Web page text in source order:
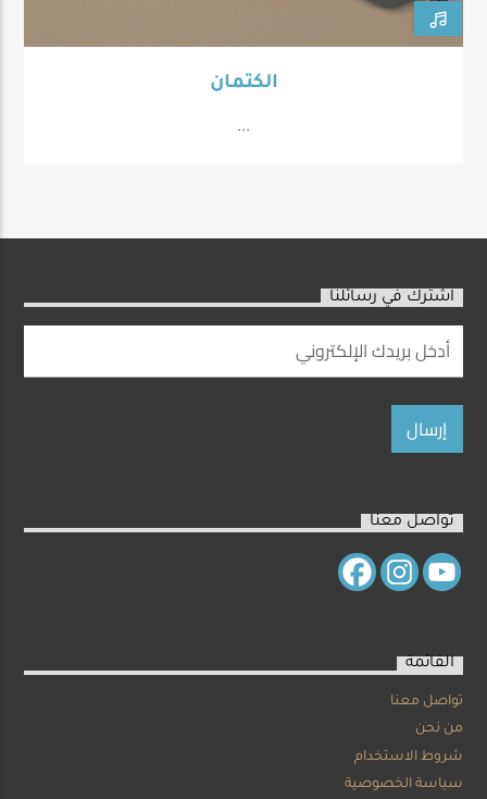
الكتمان
...
اشترك في رسائلنا
تواصل معنا
القائمة
تواصل معنا
من نحن
شروط الاستخدام
سياسة الخصوصية